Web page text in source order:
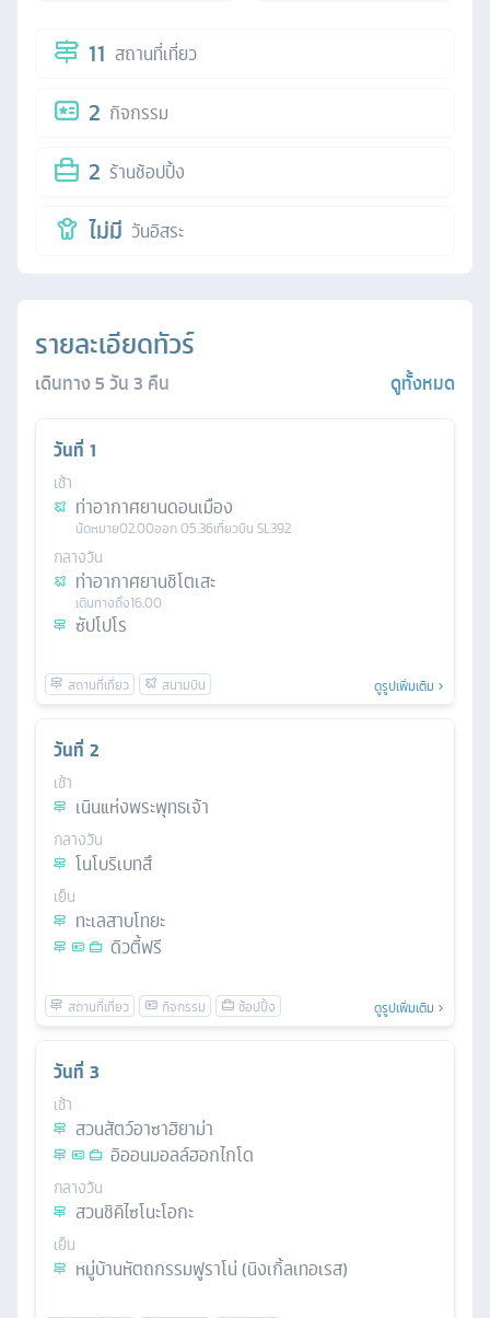
11 สถานที่เที่ยว
2 กิจกรรม
2 ร้านช้อปปิ้ง
ไม่มี วันอิสระ
รายละเอียดทัวร์
เดินทาง5วัน3 คืน ดูทั้งหมด
วันที่ 1
เช้า
ท่าอากาศยานดอนเมือง
นัดหมาย02.00ออก05.36เที่ยวบิน SL392
กลางวัน
ท่าอากาศยานชิโตเสะ
เดินทางถึง16.00
ซัปโปโร
ดูรูปเพิ่มเติม
วันที่ 2
เช้า
เนินแห่งพระพุทธเจ้า
กลางวัน
โนโบริเบทสึ
เย็น
ทะเลสาบโทยะ
ดิวตี้ฟรี
ดูรูปเพิ่มเติม
วันที่ 3
เช้า
สวนสัตว์อาซาฮิยาม่า
อิออนมอลล์ฮอกไกโด
กลางวัน
สวนชิคิไซโนะโอกะ
เย็น
หมู่บ้านหัตถกรรมฟูราโน่ (นิงเกิ้ลเทอเรส)